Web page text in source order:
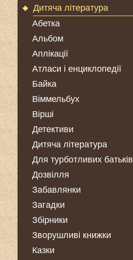
Дитяча література
Абетка
Альбом
Аплікації
Атласи і енциклопедії
Байка
Віммельбух
Вірші
Детективи
Дитяча література
Для турботливих батьків
Дозвілля
Забавлянки
Загадки
Збірники
Зворушливі книжки
Казки